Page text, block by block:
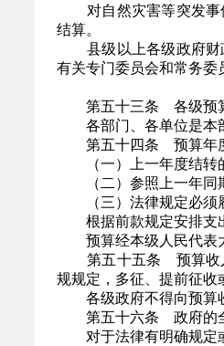
对自然灾害等突发事件
结算。
县级以上各级政府财政
有关专门委员会和常务委
第五十三条 各级预算
各部门、各单位是本部
第五十四条 预算年度
（一）上一年度结转
（二）参照上一年同期
（三）法律规定必须履
根据前款规定安排支
预算经本级人民代表
第五十五条 预算收入
规规定，多征、提前征
各级政府不得向预算
第五十六条 政府的全
对于法律有明确规定或